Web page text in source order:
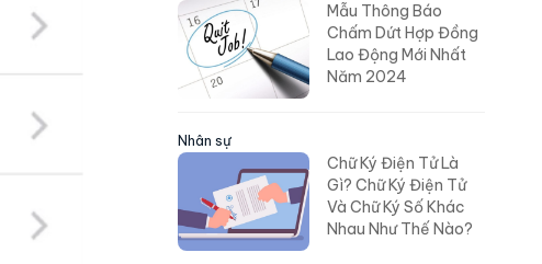
Mẫu Thông Báo
Chấm Dứt Hợp Đồng
Lao Động Mới Nhất
Năm 2024
Nhân sự
Chữ Ký Điện Tử Là
Gì? Chữ Ký Điện Tử
Và Chữ Ký Số Khác
Nhau Như Thế Nào?